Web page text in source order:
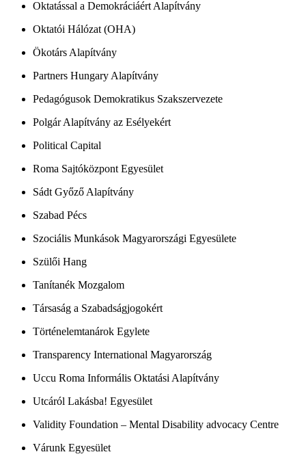
Oktatással a Demokráciáért Alapítvány
Oktatói Hálózat (OHA)
Ökotárs Alapítvány
Partners Hungary Alapítvány
Pedagógusok Demokratikus Szakszervezete
Polgár Alapítvány az Esélyekért
Political Capital
Roma Sajtóközpont Egyesület
Sádt Győző Alapítvány
Szabad Pécs
Szociális Munkások Magyarországi Egyesülete
Szülői Hang
Tanítanék Mozgalom
Társaság a Szabadságjogokért
Történelemtanárok Egylete
Transparency International Magyarország
Uccu Roma Informális Oktatási Alapítvány
Utcáról Lakásba! Egyesület
Validity Foundation – Mental Disability advocacy Centre
Várunk Egyesület